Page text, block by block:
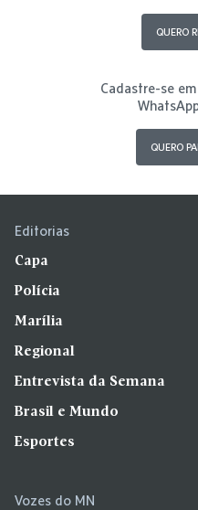
QUERO
Cadastre-se
QUERO
Editorias
Capa
Polícia
Marília
Regional
Entrevista da Semana
Brasil e Mundo
Esportes
Vozes do MN